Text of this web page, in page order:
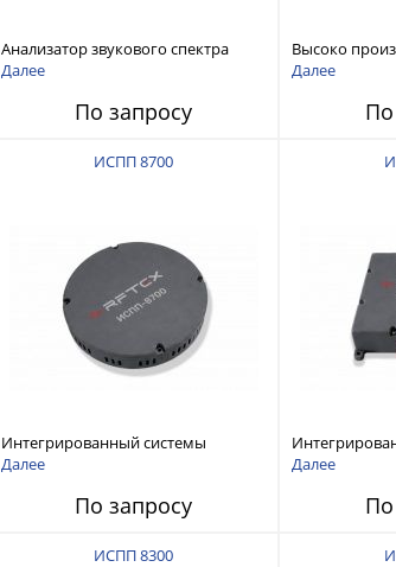
Анализатор звукового спектра
Stanford Research Systems SR1
Далее
По запросу
Высоко
Далее
По
ИСПП 8700
Интегрированный системы
защиты от ГНСС-помех RFТех
Далее
По запросу
защиты от
Далее
По
ИСПП 8300